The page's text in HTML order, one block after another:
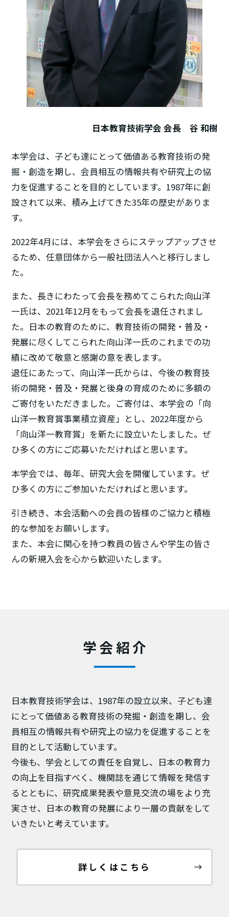
本学会は、子ども達にとって価値ある教育技術の発
掘・創造を期し、会員相互の情報共有や研究上の協
力を促進することを目的としています。1987年に創
設されて以来、積み上げてきた35年の歴史がありま
す。
2022年4月には、本学会をさらにステップアップさせ
るため、任意団体から一般社団法人へと移行しまし
た。
また、長きにわたって会長を務めてこられた向山洋
一氏は、2021年12月をもって会長を退任されまし
た。日本の教育のために、教育技術の開発・普及・
発展に尽くしてこられた向山洋一氏のこれまでの功
績に改めて敬意と感謝の意を表します。
退任にあたって、向山洋一氏からは、今後の教育技
術の開発・普及・発展と後身の育成のために多額の
ご寄付をいただきました。ご寄付は、本学会の「向
山洋一教育賞事業積立資産」とし、2022年度から
「向山洋一教育賞」を新たに設立いたしました。ぜ
ひ多くの方にご応募いただければと思います。
本学会では、毎年、研究大会を開催しています。ぜ
ひ多くの方にご参加いただければと思います。
引き続き、本会活動への会員の皆様のご協力と積極
的な参加をお願いします。
また、本会に関心を持つ教員の皆さんや学生の皆さ
んの新規入会を心から歓迎いたします。
日本教育技術学会 会長 谷 和樹
学会紹介
日本教育技術学会は、1987年の設立以来、子ども達
にとって価値ある教育技術の発掘・創造を期し、会
員相互の情報共有や研究上の協力を促進することを
目的として活動しています。
今後も、学会としての責任を自覚し、日本の教育力
の向上を目指すべく、機関誌を通じて情報を発信す
るとともに、研究成果発表や意見交流の場をより充
実させ、日本の教育の発展により一層の貢献をして
いきたいと考えています。
詳しくはこちら